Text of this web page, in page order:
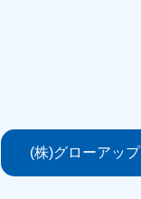
(株)グローアップ